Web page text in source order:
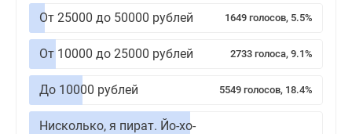
От 25000 до 50000 рублей 1649 голосов, 5.5%
От 10000 до 25000 рублей 2733 голоса, 9.1%
До 10000 рублей 5549 голосов, 18.4%
Нисколько, я пират. Йо-хо-